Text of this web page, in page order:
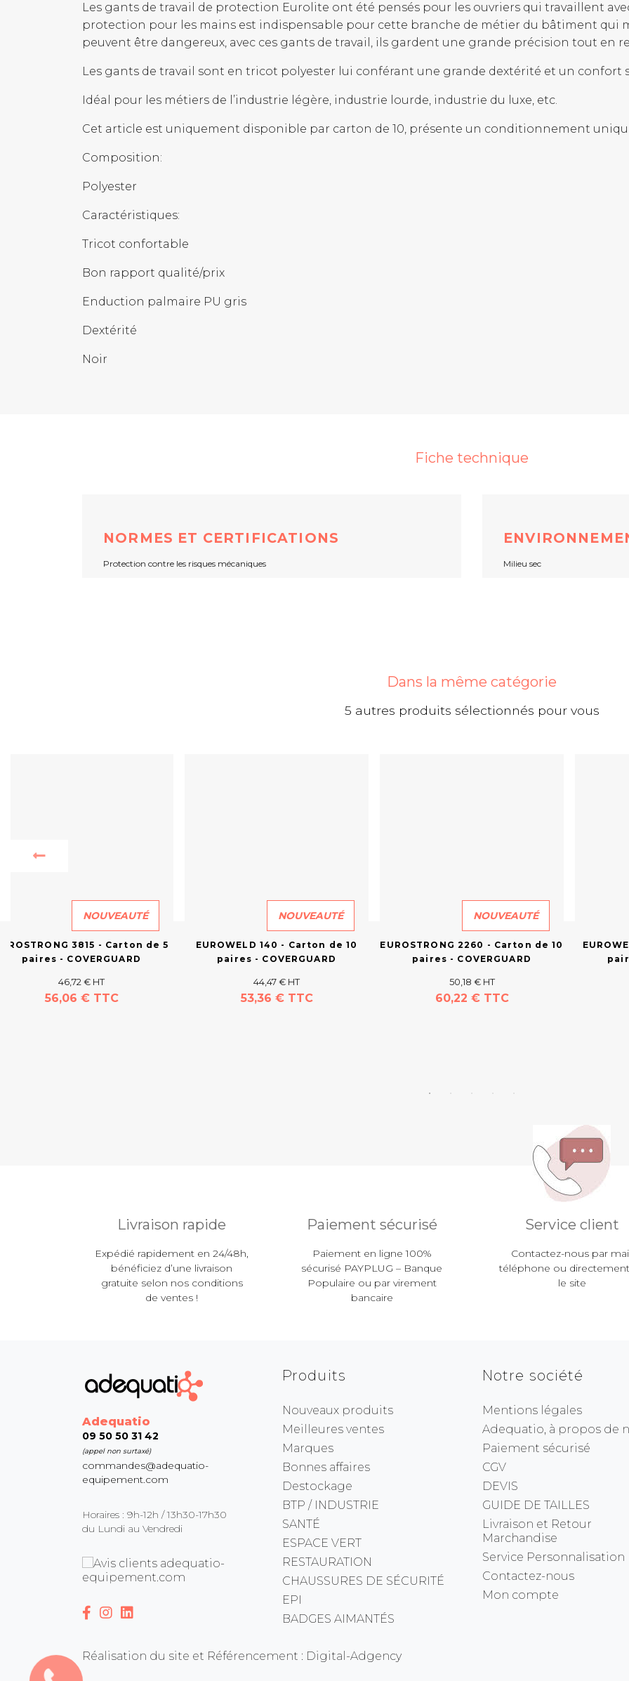
Les gants de travail de protection Eurolite ont été pensés pour les ouvriers qui travaillent
protection pour les mains est indispensable pour cette branche de métier du bâtiment qui
peuvent être dangereux, avec ces gants de travail, ils gardent une grande précision tout en
Les gants de travail sont en tricot polyester lui conférant une grande dextérité et un
Idéal pour les métiers de l’industrie légère, industrie lourde, industrie du luxe, etc.
Cet article est uniquement disponible par carton de 10, présente un conditionnement
Composition:
Polyester
Caractéristiques:
Tricot confortable
Bon rapport qualité/prix
Enduction palmaire PU gris
Dextérité
Noir
Fiche technique
NORMES ET CERTIFICATIONS
Protection contre les risques mécaniques Milieu sec
Dans la même catégorie
5 autres produits sélectionnés pour vous
NOUVEAUTÉ
3815 - Carton de 5
paires - COVERGUARD
46,72 € HT
56,06 € TTC
NOUVEAUTÉ
EUROWELD 140 - Carton de 10
paires - COVERGUARD
44,47 € HT
53,36 € TTC
NOUVEAUTÉ
EUROSTRONG 2260 - Carton de 10
paires - COVERGUARD
50,18 € HT
60,22 € TTC
Livraison rapide
Expédié rapidement en 24/48h,
bénéficiez d’une livraison
gratuite selon nos conditions
de ventes !
Paiement sécurisé
Paiement en ligne 100%
sécurisé PAYPLUG – Banque
Populaire ou par virement
bancaire
Service client
Contactez-nous par
téléphone ou
le site
Adequatio
09 50 50 31 42
(appel non surtaxé)
commandes@adequatio-
equipement.com
Horaires : 9h-12h / 13h30-17h30
du Lundi au Vendredi
Produits
Nouveaux produits
Meilleures ventes
Marques
Bonnes affaires
Destockage
BTP / INDUSTRIE
SANTÉ
ESPACE VERT
RESTAURATION
CHAUSSURES DE SÉCURITÉ
EPI
BADGES AIMANTÉS
Notre société
Mentions légales
Adequatio, à propos de
Paiement sécurisé
CGV
DEVIS
GUIDE DE TAILLES
Livraison et Retour
Marchandise
Service Personnalisation
Contactez-nous
Mon compte
Réalisation du site et Référencement : Digital-Adgency